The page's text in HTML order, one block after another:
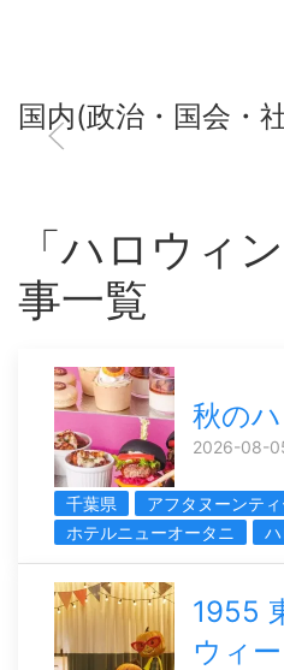
国内(政治・国会・
「ハロウィ
事一覧
秋の
2026-08-
千葉県
アフタヌーンティ
ホテルニューオータニ
1955
ウィ